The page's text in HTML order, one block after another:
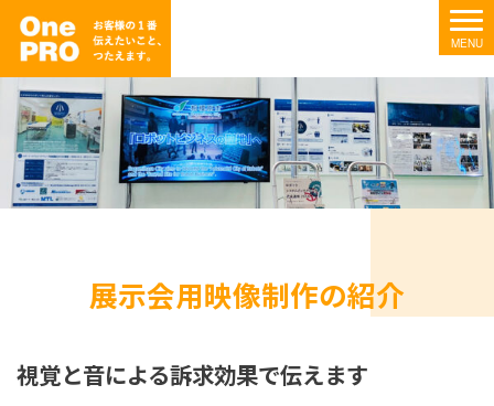
展示会用映像制作の紹介
視覚と音による訴求効果で伝えます